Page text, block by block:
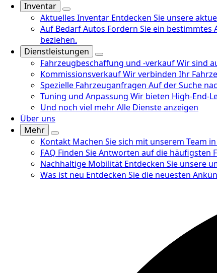
Inventar
Aktuelles Inventar Entdecken Sie unsere
Auf Bedarf Autos Fordern Sie ein
beziehen.
Dienstleistungen
Fahrzeugbeschaffung und -verkaufWir sind
KommissionsverkaufWir verbinden Ihr
Spezielle Fahrzeuganfragen Auf der Suche
Tuning und Anpassung Wir bieten High-End-
Und noch viel mehrAlle Dienste anzeigen
Über uns
Mehr
Kontakt Machen Sie sich mit unserem Team
FAQ Finden Sie Antworten auf die häufigsten
Nachhaltige Mobilität Entdecken Sie unsere
Was ist neu Entdecken Sie die neuesten